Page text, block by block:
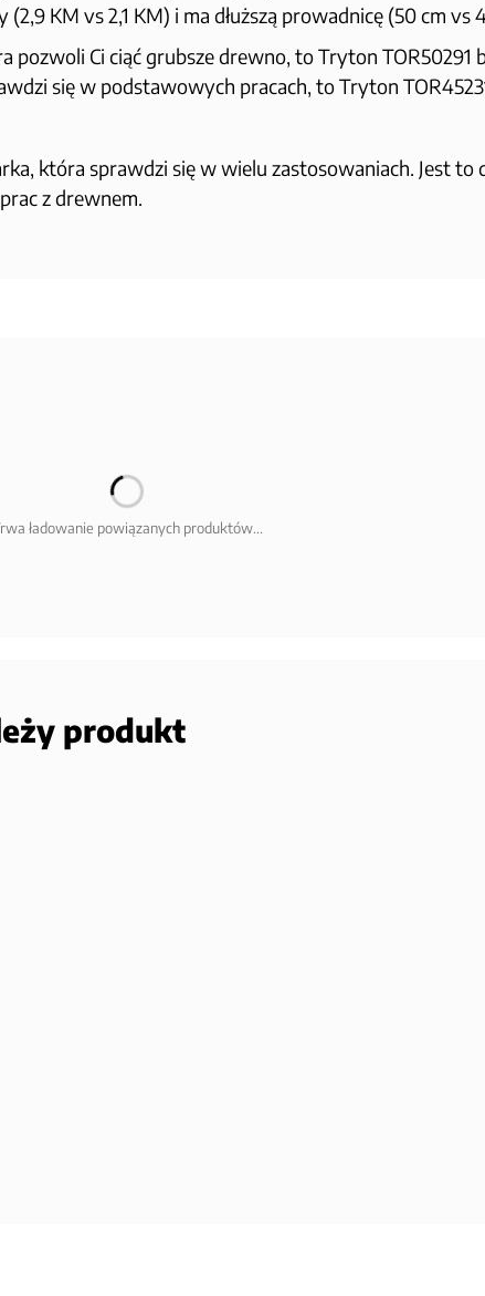
KM vs 2,1 KM) i ma dłuższą prowadnicę (50 cm vs
pozwoli Ci ciąć grubsze drewno, to Tryton TOR50291
się w podstawowych pracach, to Tryton
która sprawdzi się w wielu zastosowaniach. Jest to
z drewnem.
ładowanie powiązanych produktów...
produkt